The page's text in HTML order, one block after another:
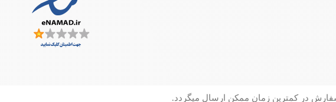
در کمترین زمان ممکن ارسال میگردد.